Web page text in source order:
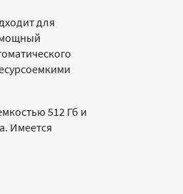
для
мощный
512 Гб и
Имеется